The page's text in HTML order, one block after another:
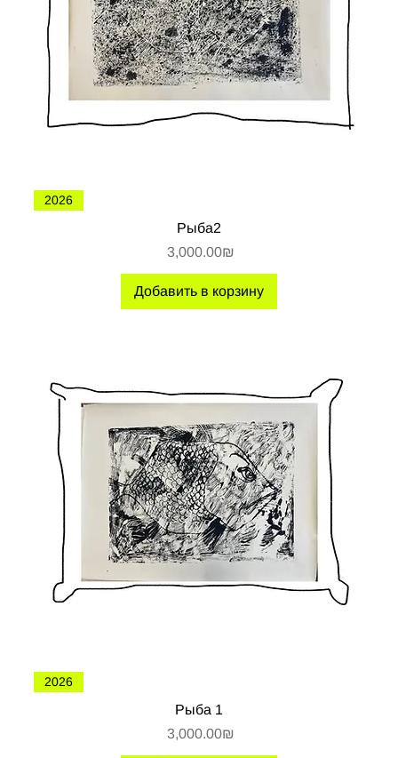
2026
Рыба2
Цена
‏3,000.00 ‏₪
Добавить в корзину
2026
Рыба 1
Цена
‏3,000.00 ‏₪